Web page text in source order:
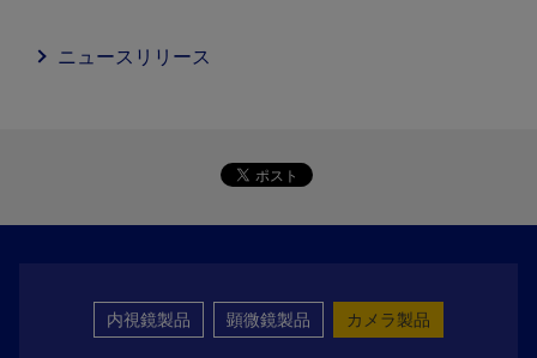
ニュースリリース
内視鏡製品 顕微鏡製品 カメラ製品